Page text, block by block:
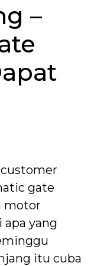
–
gate
motor
yang
itu cuba